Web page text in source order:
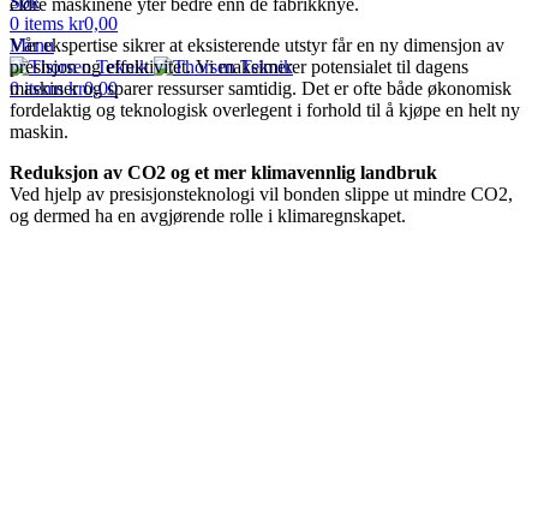
0 items kr0,00
Menu
0items kr0,00
Vår ekspertise sikrer at eksisterende utstyr får en ny dimensjon av
presisjon og effektivitet. Vi maksimerer potensialet til dagens
maskiner og sparer ressurser samtidig. Det er ofte både økonomisk
fordelaktig og teknologisk overlegent i forhold til å kjøpe en helt ny
maskin.
Reduksjon av CO2 og et mer klimavennlig landbruk
Ved hjelp av presisjonsteknologi vil bonden slippe ut mindre CO2,
og dermed ha en avgjørende rolle i klimaregnskapet.